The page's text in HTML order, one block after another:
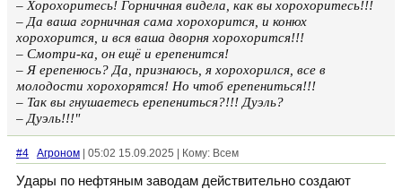
– Хорохоритесь! Горничная видела, как вы хорохоритесь!!!
– Да ваша горничная сама хорохорится, и конюх
хорохорится, и вся ваша дворня хорохорится!!!
– Смотри-ка, он ещё и ерепенится!
– Я ерепенюсь? Да, признаюсь, я хорохорился, все в
молодости хорохорятся! Но чтоб ерепениться!!!
– Так вы гнушаетесь ерепениться?!!! Дуэль?
– Дуэль!!!"
#4 Агроном | 05:02 15.09.2025 | Кому: Всем
Удары по нефтяным заводам действительно создают